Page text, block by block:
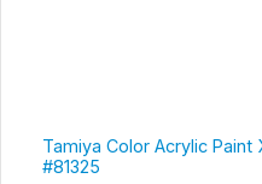
Tamiya Color Acrylic
#81325